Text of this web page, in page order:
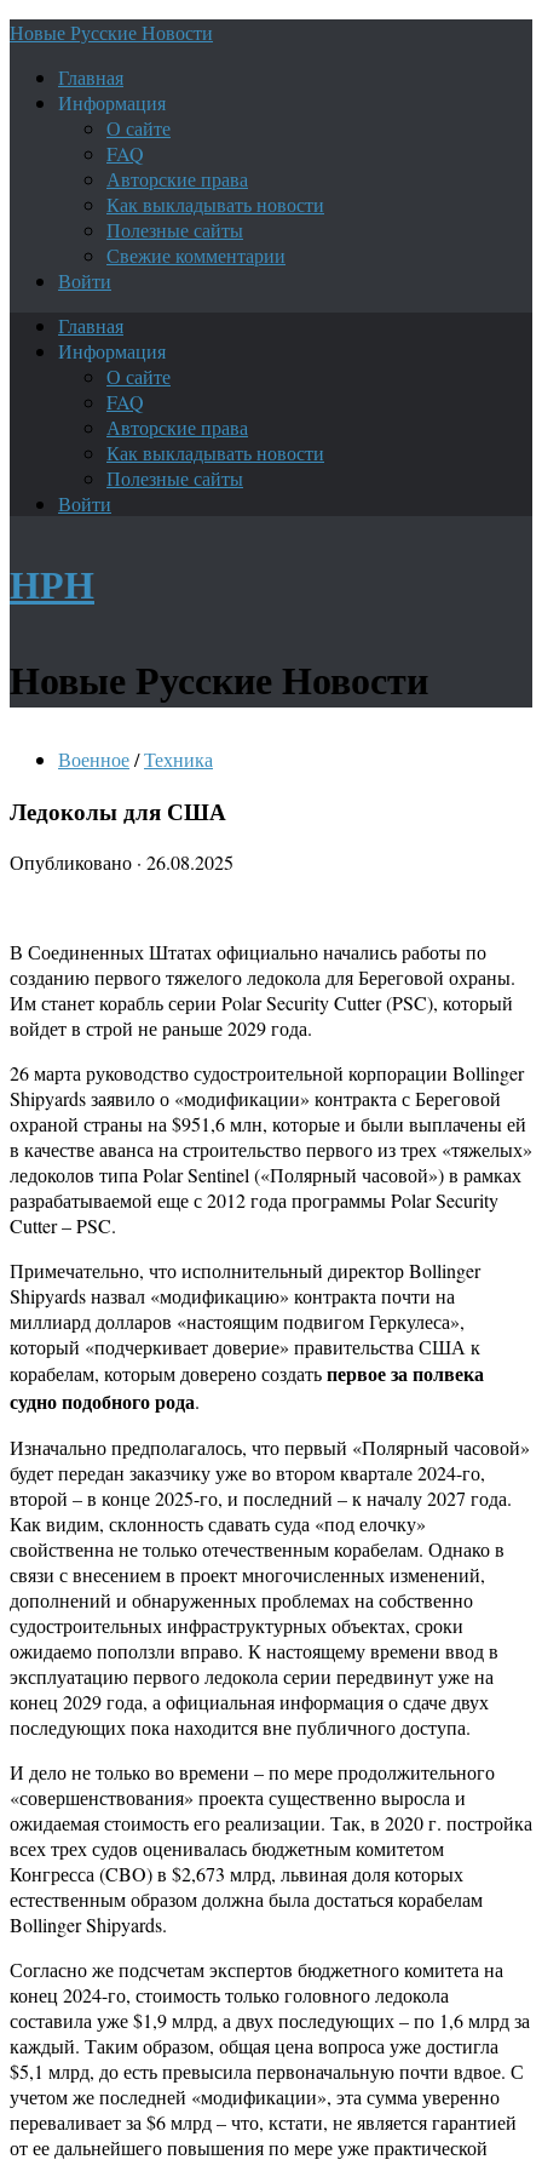
Новые Русские Новости
Главная
Информация
О сайте
FAQ
Авторские права
Как выкладывать новости
Полезные сайты
Свежие комментарии
Войти
Главная
Информация
О сайте
FAQ
Авторские права
Как выкладывать новости
Полезные сайты
Войти
НРН
Новые Русские Новости
Военное/Техника
Ледоколы для США
Опубликовано · 26.08.2025
В Соединенных Штатах официально начались работы по
созданию первого тяжелого ледокола для Береговой охраны.
Им станет корабль серии Polar Security Cutter (PSC), который
войдет в строй не раньше 2029 года.
26 марта руководство судостроительной корпорации Bollinger
Shipyards заявило о «модификации» контракта с Береговой
охраной страны на $951,6 млн, которые и были выплачены ей
в качестве аванса на строительство первого из трех «тяжелых»
ледоколов типа Polar Sentinel («Полярный часовой») в рамках
разрабатываемой еще с 2012 года программы Polar Security
Cutter – PSC.
Примечательно, что исполнительный директор Bollinger
Shipyards назвал «модификацию» контракта почти на
миллиард долларов «настоящим подвигом Геркулеса»,
который «подчеркивает доверие» правительства США к
корабелам, которым доверено создатьпервое за полвека
судно подобного рода.
Изначально предполагалось, что первый «Полярный часовой»
будет передан заказчику уже во втором квартале 2024-го,
второй – в конце 2025-го, и последний – к началу 2027 года.
Как видим, склонность сдавать суда «под елочку»
свойственна не только отечественным корабелам. Однако в
связи с внесением в проект многочисленных изменений,
дополнений и обнаруженных проблемах на собственно
судостроительных инфраструктурных объектах, сроки
ожидаемо поползли вправо. К настоящему времени ввод в
эксплуатацию первого ледокола серии передвинут уже на
конец 2029 года, а официальная информация о сдаче двух
последующих пока находится вне публичного доступа.
И дело не только во времени – по мере продолжительного
«совершенствования» проекта существенно выросла и
ожидаемая стоимость его реализации. Так, в 2020 г. постройка
всех трех судов оценивалась бюджетным комитетом
Конгресса (CBO) в $2,673 млрд, львиная доля которых
естественным образом должна была достаться корабелам
Bollinger Shipyards.
Согласно же подсчетам экспертов бюджетного комитета на
конец 2024-го, стоимость только головного ледокола
составила уже $1,9 млрд, а двух последующих – по 1,6 млрд за
каждый. Таким образом, общая цена вопроса уже достигла
$5,1 млрд, до есть превысила первоначальную почти вдвое. С
учетом же последней «модификации», эта сумма уверенно
переваливает за $6 млрд – что, кстати, не является гарантией
от ее дальнейшего повышения по мере уже практической